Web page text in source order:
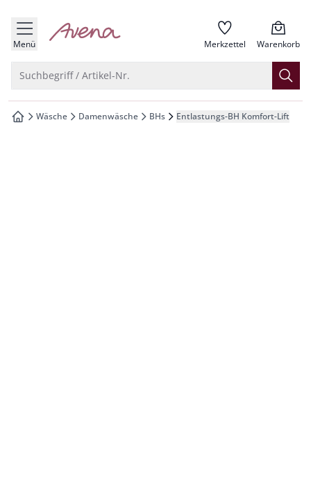
springen
springen
springen
springen
Menü zur Startseite Merkzettel Warenkorb
Suchbegriff / Artikel-Nr.
zur Startseite
Wäsche Damenwäsche BHs Entlastungs-BH Komfort-Lift